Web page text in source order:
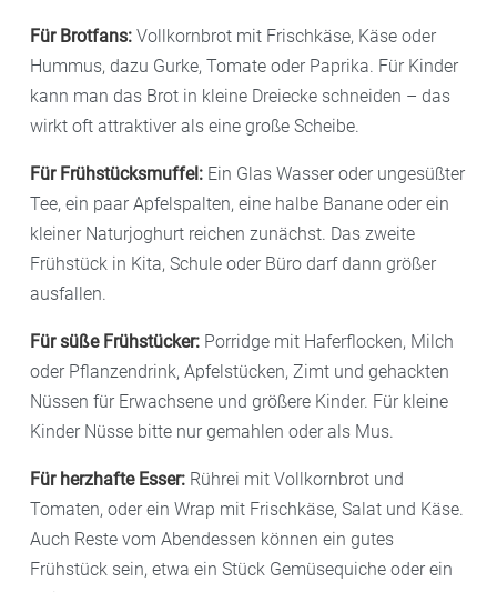
Für Brotfans: Vollkornbrot mit Frischkäse, Käse oder
Hummus, dazu Gurke, Tomate oder Paprika. Für Kinder
kann man das Brot in kleine Dreiecke schneiden – das
wirkt oft attraktiver als eine große Scheibe.
Für Frühstücksmuffel: Ein Glas Wasser oder ungesüßter
Tee, ein paar Apfelspalten, eine halbe Banane oder ein
kleiner Naturjoghurt reichen zunächst. Das zweite
Frühstück in Kita, Schule oder Büro darf dann größer
ausfallen.
Für süße Frühstücker: Porridge mit Haferflocken, Milch
oder Pflanzendrink, Apfelstücken, Zimt und gehackten
Nüssen für Erwachsene und größere Kinder. Für kleine
Kinder Nüsse bitte nur gemahlen oder als Mus.
Für herzhafte Esser: Rührei mit Vollkornbrot und
Tomaten, oder ein Wrap mit Frischkäse, Salat und Käse.
Auch Reste vom Abendessen können ein gutes
Frühstück sein, etwa ein Stück Gemüsequiche oder ein